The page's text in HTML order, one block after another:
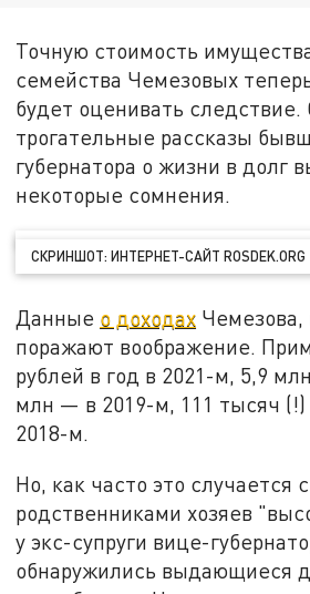
Точную стоимость
семейства Чемезовых
будет оценивать следствие.
трогательные рассказы
губернатора о жизни в долг
некоторые сомнения.
СКРИНШОТ: ИНТЕРНЕТ-САЙТ ROSDEK.ORG
Данные о доходах Чемезова,
поражают воображение.
рублей в год в 2021-м, 5,9
млн — в 2019-м, 111 тысяч
2018-м.
Но, как часто это случается с
родственниками хозяев
у экс-супруги вице-
обнаружились выдающиеся